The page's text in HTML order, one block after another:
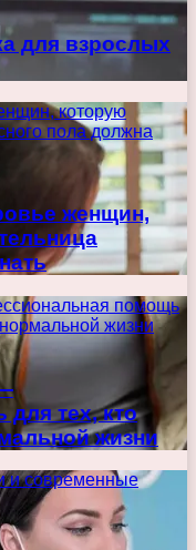
для взрослых
которую
пола должна
женщин,
помощь
нормальной жизни
тех, кто
жизни
и современные